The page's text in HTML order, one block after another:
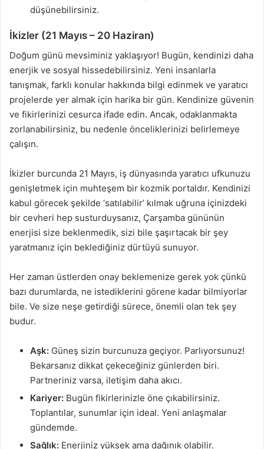
düşünebilirsiniz.
İkizler (21 Mayıs – 20 Haziran)
Doğum günü mevsiminiz yaklaşıyor! Bugün, kendinizi daha
enerjik ve sosyal hissedebilirsiniz. Yeni insanlarla
tanışmak, farklı konular hakkında bilgi edinmek ve yaratıcı
projelerde yer almak için harika bir gün. Kendinize güvenin
ve fikirlerinizi cesurca ifade edin. Ancak, odaklanmakta
zorlanabilirsiniz, bu nedenle önceliklerinizi belirlemeye
çalışın.
İkizler burcunda 21 Mayıs, iş dünyasında yaratıcı ufkunuzu
genişletmek için muhteşem bir kozmik portaldır. Kendinizi
kabul görecek şekilde ‘satılabilir’ kılmak uğruna içinizdeki
bir cevheri hep susturduysanız, Çarşamba gününün
enerjisi size beklenmedik, sizi bile şaşırtacak bir şey
yaratmanız için beklediğiniz dürtüyü sunuyor.
Her zaman üstlerden onay beklemenize gerek yok çünkü
bazı durumlarda, ne istediklerini görene kadar bilmiyorlar
bile. Ve size neşe getirdiği sürece, önemli olan tek şey
budur.
Aşk: Güneş sizin burcunuza geçiyor. Parlıyorsunuz!
Bekarsanız dikkat çekeceğiniz günlerden biri.
Partneriniz varsa, iletişim daha akıcı.
Kariyer: Bugün fikirlerinizle öne çıkabilirsiniz.
Toplantılar, sunumlar için ideal. Yeni anlaşmalar
gündemde.
Sağlık: Enerjiniz yüksek ama dağınık olabilir.